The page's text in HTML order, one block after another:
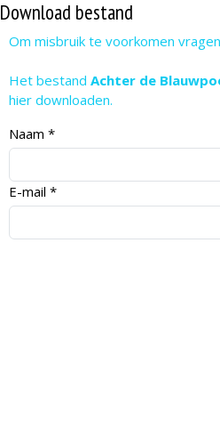
Download bestand
Om misbruik te voorkomen
Het bestand Achter de
hier downloaden.
Naam *
E-mail *